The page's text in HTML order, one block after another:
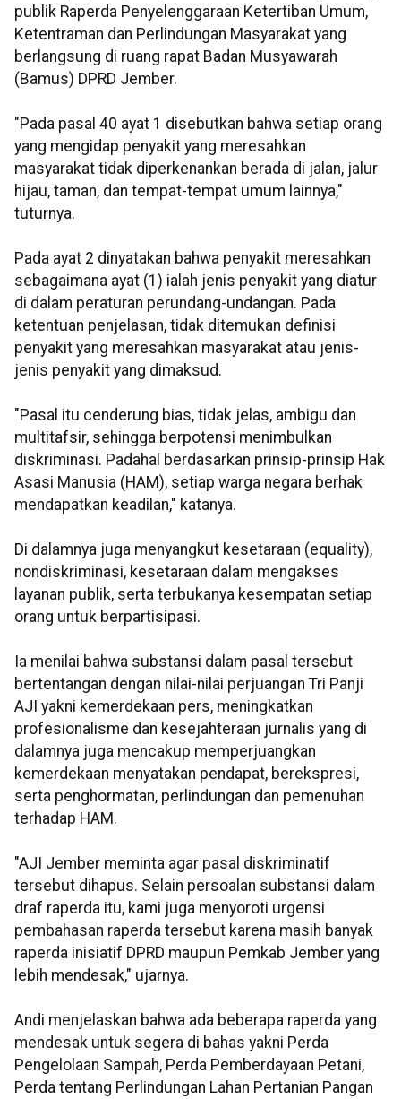
publik Raperda Penyelenggaraan Ketertiban Umum,
Ketentraman dan Perlindungan Masyarakat yang
berlangsung di ruang rapat Badan Musyawarah
(Bamus) DPRD Jember.
"Pada pasal 40 ayat 1 disebutkan bahwa setiap orang
yang mengidap penyakit yang meresahkan
masyarakat tidak diperkenankan berada di jalan, jalur
hijau, taman, dan tempat-tempat umum lainnya,"
tuturnya.
Pada ayat 2 dinyatakan bahwa penyakit meresahkan
sebagaimana ayat (1) ialah jenis penyakit yang diatur
di dalam peraturan perundang-undangan. Pada
ketentuan penjelasan, tidak ditemukan definisi
penyakit yang meresahkan masyarakat atau jenis-
jenis penyakit yang dimaksud.
"Pasal itu cenderung bias, tidak jelas, ambigu dan
multitafsir, sehingga berpotensi menimbulkan
diskriminasi. Padahal berdasarkan prinsip-prinsip Hak
Asasi Manusia (HAM), setiap warga negara berhak
mendapatkan keadilan," katanya.
Di dalamnya juga menyangkut kesetaraan (equality),
nondiskriminasi, kesetaraan dalam mengakses
layanan publik, serta terbukanya kesempatan setiap
orang untuk berpartisipasi.
Ia menilai bahwa substansi dalam pasal tersebut
bertentangan dengan nilai-nilai perjuangan Tri Panji
AJI yakni kemerdekaan pers, meningkatkan
profesionalisme dan kesejahteraan jurnalis yang di
dalamnya juga mencakup memperjuangkan
kemerdekaan menyatakan pendapat, berekspresi,
serta penghormatan, perlindungan dan pemenuhan
terhadap HAM.
"AJI Jember meminta agar pasal diskriminatif
tersebut dihapus. Selain persoalan substansi dalam
draf raperda itu, kami juga menyoroti urgensi
pembahasan raperda tersebut karena masih banyak
raperda inisiatif DPRD maupun Pemkab Jember yang
lebih mendesak," ujarnya.
Andi menjelaskan bahwa ada beberapa raperda yang
mendesak untuk segera di bahas yakni Perda
Pengelolaan Sampah, Perda Pemberdayaan Petani,
Perda tentang Perlindungan Lahan Pertanian Pangan